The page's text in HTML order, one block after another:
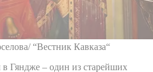
“Вестник Кавказа“
Гяндже – один из старейших